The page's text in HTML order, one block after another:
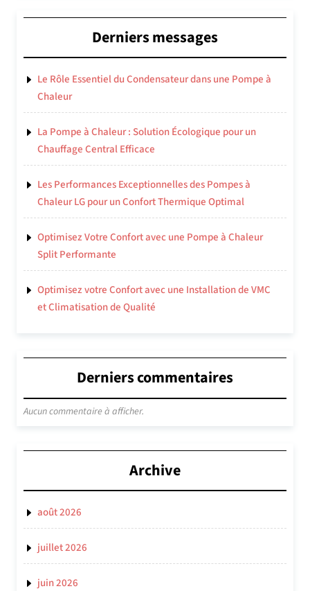
Derniers messages
Le Rôle Essentiel du Condensateur dans une Pompe à
Chaleur
La Pompe à Chaleur : Solution Écologique pour un
Chauffage Central Efficace
Les Performances Exceptionnelles des Pompes à
Chaleur LG pour un Confort Thermique Optimal
Optimisez Votre Confort avec une Pompe à Chaleur
Split Performante
Optimisez votre Confort avec une Installation de VMC
et Climatisation de Qualité
Derniers commentaires
Aucun commentaire à afficher.
Archive
août 2026
juillet 2026
juin 2026